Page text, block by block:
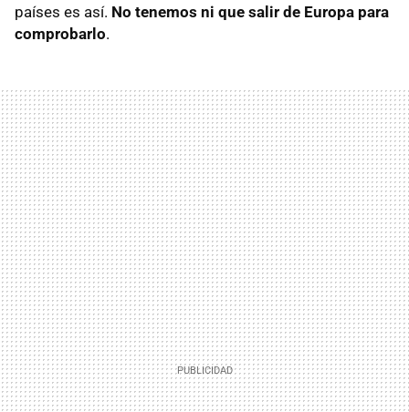
países es así. No tenemos ni que salir de Europa para
comprobarlo.